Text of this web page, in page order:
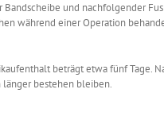
und nachfolgender
während einer Operation
beträgt etwa fünf Tage.
bestehen bleiben.